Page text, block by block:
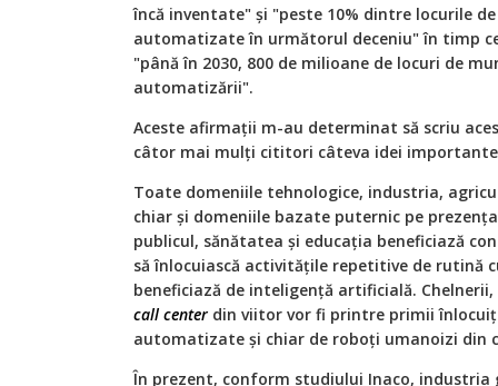
încă inventate" și "peste 10% dintre locurile
automatizate în următorul deceniu" în timp
"până în 2030, 800 de milioane de locuri de
automatizării".
Aceste afirmații m-au determinat să scriu
câtor mai mulți cititori câteva idei
Toate domeniile tehnologice, industria,
chiar și domeniile bazate puternic pe
publicul, sănătatea și educația beneficiază
să înlocuiască activitățile repetitive de rutină
beneficiază de inteligență artificială.
call center din viitor vor fi printre primii
automatizate și chiar de roboți umanoizi din
În prezent, conform studiului Inaco,